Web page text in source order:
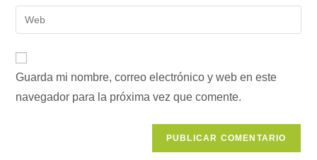
de
usuario
para
comentar
dirección
de
para
comentar
Introduce
la
de
tu
web
Guarda mi nombre, correo electrónico y web en este
navegador para la próxima vez que comente.